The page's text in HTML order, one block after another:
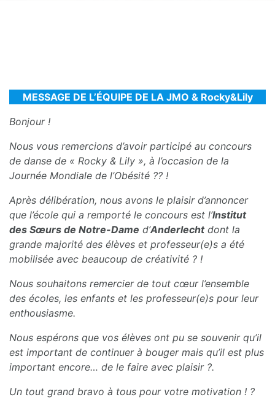
MESSAGE DE L’ÉQUIPE DE LA JMO & Rocky&Lily
Bonjour !
Nous vous remercions d’avoir participé au concours
de danse de « Rocky & Lily », à l’occasion de la
Journée Mondiale de l’Obésité ?? !
Après délibération, nous avons le plaisir d’annoncer
que l’école qui a remporté le concours est l’Institut
des Sœurs de Notre-Dame d’Anderlechtdont la
grande majorité des élèves et professeur(e)s a été
mobilisée avec beaucoup de créativité ? !
Nous souhaitons remercier de tout cœur l’ensemble
des écoles, les enfants et les professeur(e)s pour leur
enthousiasme.
Nous espérons que vos élèves ont pu se souvenir qu’il
est important de continuer à bouger mais qu’il est plus
important encore… de le faire avec plaisir ?.
Un tout grand bravo à tous pour votre motivation ! ?